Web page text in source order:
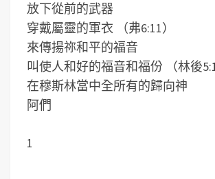
放下從前的武器
穿戴屬靈的軍衣 （弗6:11）
來傳揚祢和平的福音
叫使人和好的福音和福份 （林後
在穆斯林當中全所有的歸向神
阿們
1